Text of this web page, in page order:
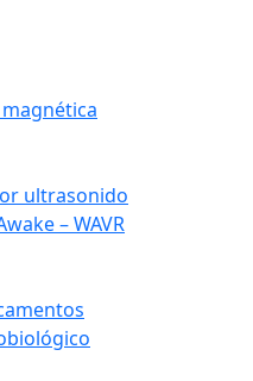
ultrasonido
– WAVR